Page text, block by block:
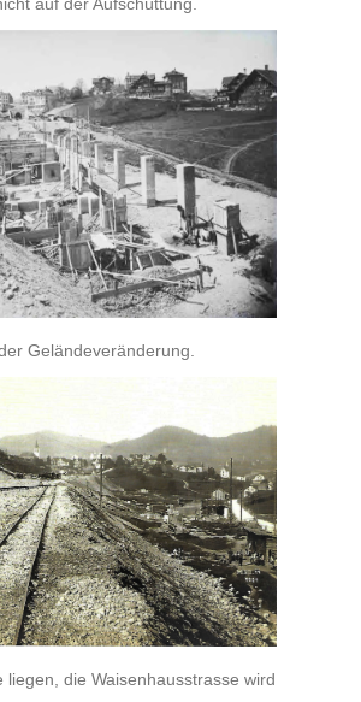
auf der Aufschüttung.
Geländeveränderung.
liegen, die Waisenhausstrasse wird